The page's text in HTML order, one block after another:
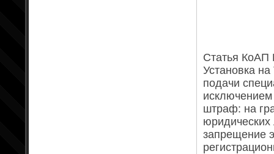
Статья КоАП
Установка
подачи
исключением
штраф: на
юридических
запрещение